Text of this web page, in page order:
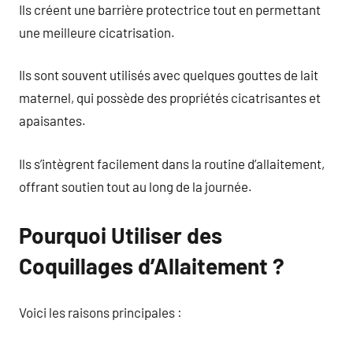
Ils créent une barrière protectrice tout en permettant
une meilleure cicatrisation.
Ils sont souvent utilisés avec quelques gouttes de lait
maternel, qui possède des propriétés cicatrisantes et
apaisantes.
Ils s’intègrent facilement dans la routine d’allaitement,
offrant soutien tout au long de la journée.
Pourquoi Utiliser des
Coquillages d’Allaitement ?
Voici les raisons principales :